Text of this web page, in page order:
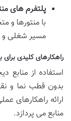
پلتفرم های
با منتورها و
مسیر شغلی
راهکارهای کلیدی
استفاده از منابع
بدون قطب نما و
ارائه راهکارهای
منابع می پردازد.